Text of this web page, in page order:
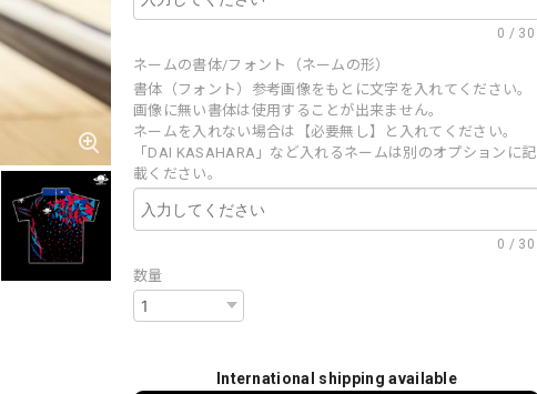
0 / 30
ネームの書体/フォント（ネームの形）
書体（フォント）参考画像をもとに文字を入れてください。
画像に無い書体は使用することが出来ません。
ネームを入れない場合は【必要無し】と入れてください。
「DAI KASAHARA」など入れるネームは別のオプションに記
載ください。
0 / 30
数量
International shipping available